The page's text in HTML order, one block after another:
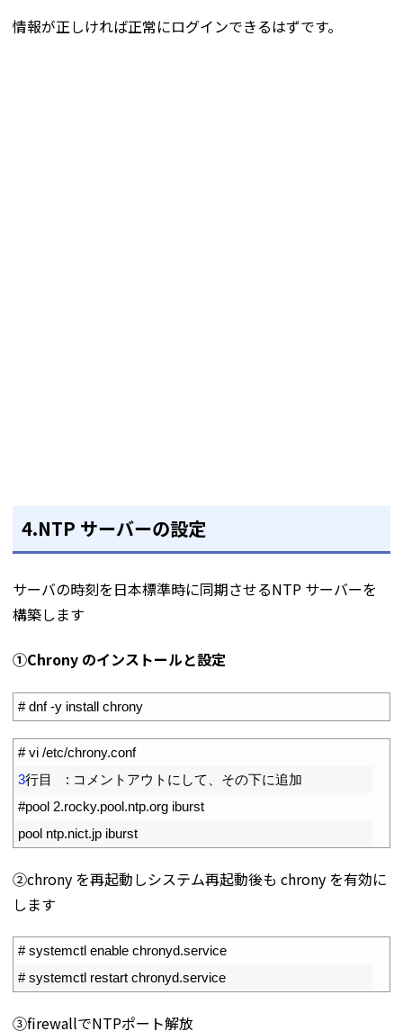
情報が正しければ正常にログインできるはずです。
4.NTP サーバーの設定
サーバの時刻を日本標準時に同期させるNTP サーバーを
構築します
①Chrony のインストールと設定
# dnf -y install chrony
# vi /etc/chrony.conf
3行目 : コメントアウトにして、その下に追加
#pool 2.rocky.pool.ntp.org iburst
pool ntp.nict.jp iburst
②chrony を再起動しシステム再起動後も chrony を有効に
します
# systemctl enable chronyd.service
# systemctl restart chronyd.service
③firewallでNTPポート解放